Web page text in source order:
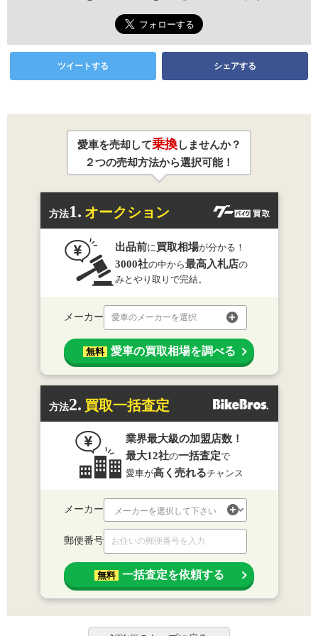
ツイートする シェアする
愛車を売却して乗換しませんか？
２つの売却方法から選択可能！
方法1. オークション
出品前に 買取相場が分かる！
3000社の中から最高入札店の
みとやり取りで完結。
メーカー 愛車のメーカーを選択
無料 愛車の買取相場を調べる
方法2. 買取一括査定
業界最大級の加盟店数！
最大12社の一括査定で
愛車が高く売れるチャンス
メーカー
郵便番号
無料 一括査定を依頼する